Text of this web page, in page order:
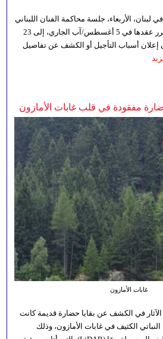
الأربعاء، جلسة محاكمة الفنان اللبناني
فضل شاكر، التي كانت مقرر عقدها في 5 أغسطس/آب الجاري، إلى 23
إعلان أسباب التأجيل أو الكشف عن تفاصيل
مفقودة في قلب غابات الأمازون
غابات الأمازون
في الكشف عن بقايا حضارة قديمة كانت
الكثيف في غابات الأمازون، وذلك